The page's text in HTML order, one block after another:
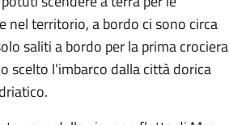
nel territorio, a bordo ci sono circa
saliti a bordo per la prima crociera
scelto l’imbarco dalla città dorica